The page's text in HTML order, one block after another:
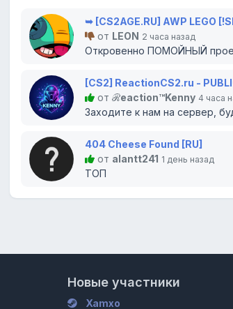
➥ [CS2AGE.RU] AWP LEGO
от LEON 2 часа назад
Откровенно ПОМОЙНЫЙ
[CS2] ReactionCS2.ru -
от ℛeaсtion™Kenny 4 часа
Заходите к нам на сервер,
404 Cheese Found [RU]
от alantt241 1 день назад
ТОП
Новые участники
Xamxo